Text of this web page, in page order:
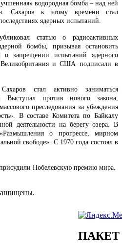
водородная бомба – над ней
Сахаров к этому времени стал
ядерных испытаний.
статью о радиоактивных
бомбы, призывая остановить
о запрещении испытаний ядерного
и США подписали в
стал активно заниматься
Выступал против нового закона,
преследования за убеждения
В составе Комитета по Байкалу
деятельности на берегу озера. В
о прогрессе, мирном
свободе». С 1970 года состоял в
Нобелевскую премию мира.